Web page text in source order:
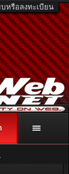
บหรือลงทะเบียน
ร. 081-811-1138
กที่นี่